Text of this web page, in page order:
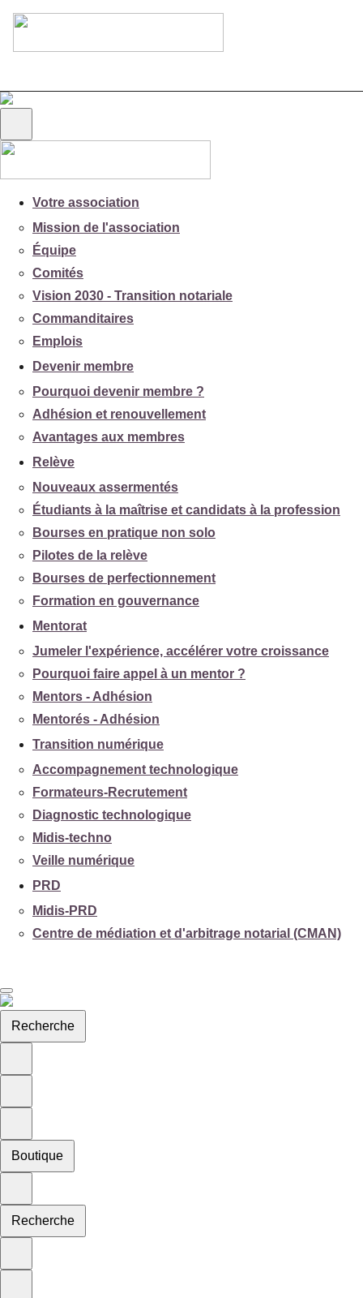
Votre association
Mission de l'association
Équipe
Comités
Vision 2030 - Transition notariale
Commanditaires
Emplois
Devenir membre
Pourquoi devenir membre ?
Adhésion et renouvellement
Avantages aux membres
Relève
Nouveaux assermentés
Étudiants à la maîtrise et candidats à la profession
Bourses en pratique non solo
Pilotes de la relève
Bourses de perfectionnement
Formation en gouvernance
Mentorat
Jumeler l'expérience, accélérer votre croissance
Pourquoi faire appel à un mentor ?
Mentors - Adhésion
Mentorés - Adhésion
Transition numérique
Accompagnement technologique
Formateurs-Recrutement
Diagnostic technologique
Midis-techno
Veille numérique
PRD
Midis-PRD
Centre de médiation et d'arbitrage notarial (CMAN)
Recherche
Boutique
Recherche